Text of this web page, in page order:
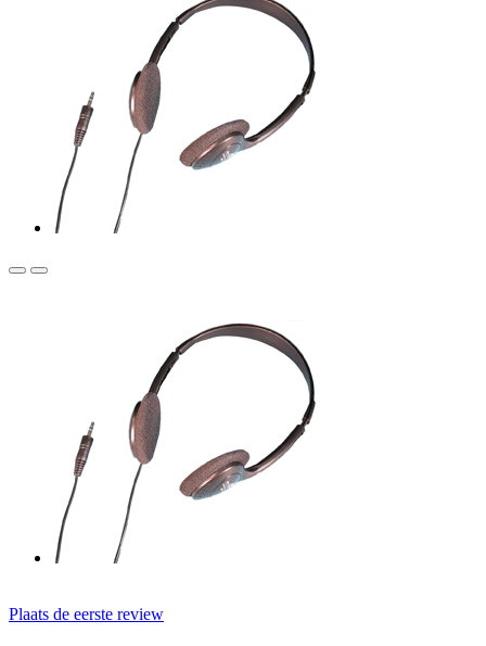
Plaats de eerste review